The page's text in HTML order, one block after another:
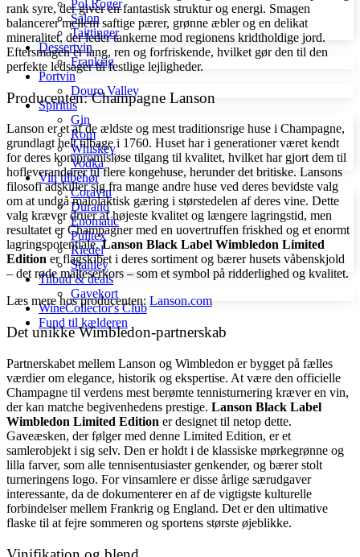
Pol Roger
Salon
Taittinger
Dessertvin
Frankrig
Portvin
Douro Valley
Spiritus
Gin
Rom
Whiskey
Vodka
Vin tilbehør
Coravin
Durand
Enomatic
Pulltex
Riedel
Stanley
Tilbud & deals
Gavekort
WineCollector's Club
Fund til kælderen
rank syre, der giver en fantastisk struktur og energi. Smagen
balancerer mellem saftige pærer, grønne æbler og en delikat
mineralitet, der leder tankerne mod regionens kridtholdige jord.
Eftersmagen er lang, ren og forfriskende, hvilket gør den til den
perfekte ledsager til festlige lejligheder.
Producenten: Champagne Lanson
Lanson er et af de ældste og mest traditionsrige huse i Champagne,
grundlagt helt tilbage i 1760. Huset har i generationer været kendt
for deres kompromisløse tilgang til kvalitet, hvilket har gjort dem til
hofleverandører til flere kongehuse, herunder det britiske. Lansons
filosofi adskiller sig fra mange andre huse ved deres bevidste valg
om at undgå malolaktisk gæring i størstedelen af deres vine. Dette
valg kræver druer af højeste kvalitet og længere lagringstid, men
resultatet er Champagner med en uovertruffen friskhed og et enormt
lagringspotentiale.Lanson Black Label Wimbledon Limited
Edition er flagskibet i deres sortiment og bærer husets våbenskjold
– det røde malteserkors – som et symbol på ridderlighed og kvalitet.
Læs mere hos producenten: Lanson.com
Det unikke Wimbledon-partnerskab
Partnerskabet mellem Lanson og Wimbledon er bygget på fælles
værdier om elegance, historik og ekspertise. At være den officielle
Champagne til verdens mest berømte tennisturnering kræver en vin,
der kan matche begivenhedens prestige. Lanson Black Label
Wimbledon Limited Edition er designet til netop dette.
Gaveæsken, der følger med denne Limited Edition, er et
samlerobjekt i sig selv. Den er holdt i de klassiske mørkegrønne og
lilla farver, som alle tennisentusiaster genkender, og bærer stolt
turneringens logo. For vinsamlere er disse årlige særudgaver
interessante, da de dokumenterer en af de vigtigste kulturelle
forbindelser mellem Frankrig og England. Det er den ultimative
flaske til at fejre sommeren og sportens største øjeblikke.